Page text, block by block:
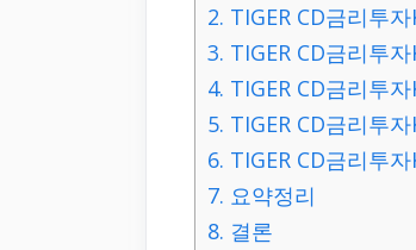
2. TIGER CD금리투
3. TIGER CD금리투
4. TIGER CD금리투
5. TIGER CD금리투
6. TIGER CD금리투
7. 요약정리
8. 결론